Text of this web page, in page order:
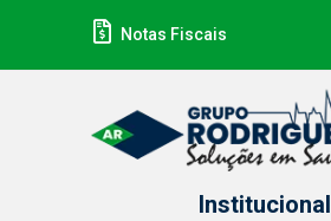
Notas Fiscais
Institucional